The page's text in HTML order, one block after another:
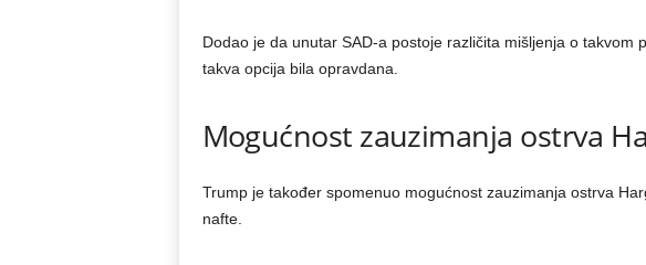
Dodao je da unutar SAD-a postoje različita mišljenja o takvom
takva opcija bila opravdana.
Mogućnost zauzimanja ostrva
Trump je također spomenuo mogućnost zauzimanja ostrva
nafte.